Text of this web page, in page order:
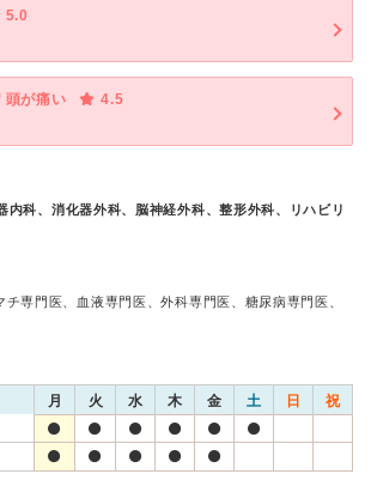
5.0
頭が痛い
4.5
内科、消化器外科、脳神経外科、整形外科、リハビリ
専門医、血液専門医、外科専門医、糖尿病専門医、
月 火 水 木 金 土 日 祝